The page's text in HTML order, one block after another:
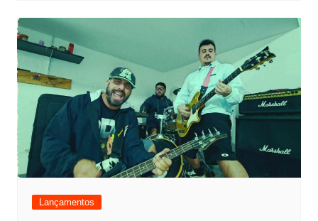
Lançamentos